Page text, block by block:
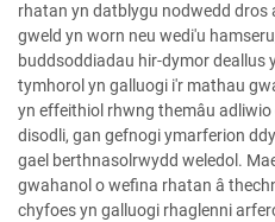
rhatan yn datblygu nodwedd dros
gweld yn worn neu wedi'u
buddsoddiadau hir-dymor deallus
tymhorol yn galluogi i'r mathau
yn effeithiol rhwng themâu adliwio
disodli, gan gefnogi ymarferion
gael berthnasolrwydd weledol.
gwahanol o wefina rhatan â
chyfoes yn galluogi rhaglenni